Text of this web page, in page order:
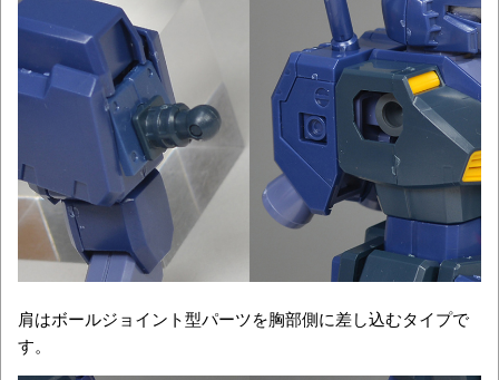
肩はボールジョイント型パーツを胸部側に差し込むタイプで
す。